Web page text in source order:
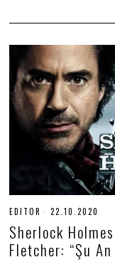
EDITOR 22.10.2020
.
1
0
Sherlock
Fletcher: “Şu